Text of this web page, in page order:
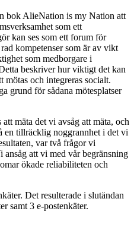
bok AlieNation is my Nation att
som ett
kan ses som ett forum för
kompetenser som är av vikt
som medborgare i
beskriver hur viktigt det kan
mötas och integreras socialt.
grund för sådana mötesplatser
mäta det vi avsåg att mäta, och
en tillräcklig noggrannhet i det vi
var två frågor vi
att vi med vår begränsning
ökade reliabiliteten och
Det resulterade i slutändan
samt 3 e-postenkäter.